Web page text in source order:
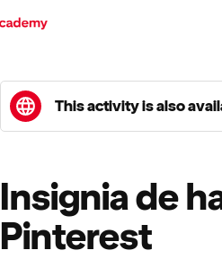
This activity is also
Insignia de
Pinterest